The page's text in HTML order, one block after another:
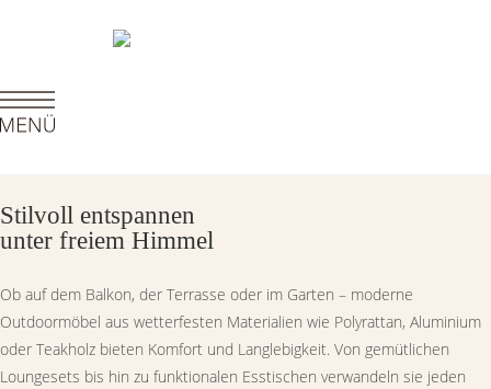
Stilvoll entspannen
unter freiem Himmel
Ob auf dem Balkon, der Terrasse oder im Garten – moderne
Outdoormöbel aus wetterfesten Materialien wie Polyrattan, Aluminium
oder Teakholz bieten Komfort und Langlebigkeit. Von gemütlichen
Loungesets bis hin zu funktionalen Esstischen verwandeln sie jeden